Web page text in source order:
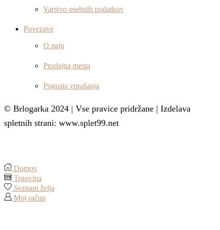
Varstvo osebnih podatkov
Povezave
O naju
Prodajna mesta
Pogosta vprašanja
© Brlogarka 2024 | Vse pravice pridržane | Izdelava
spletnih strani: www.splet99.net
Domov
Trgovina
Seznam želja
Moj račun